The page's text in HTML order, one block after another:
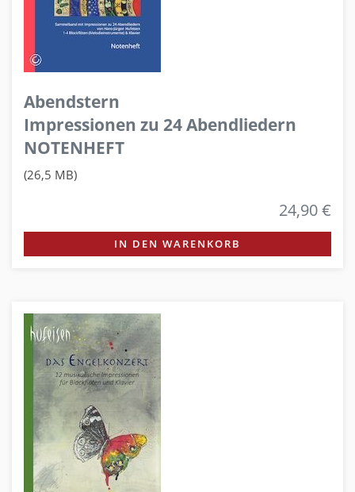
Abendstern
Impressionen zu 24 Abendliedern
NOTENHEFT
(26,5 MB)
24,90 €
IN DEN WARENKORB